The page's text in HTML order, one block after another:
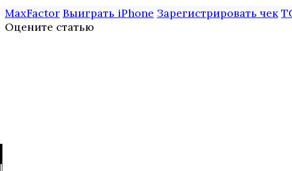
MaxFactor Выиграть iPhone Зарегистрировать чек
Оцените статью